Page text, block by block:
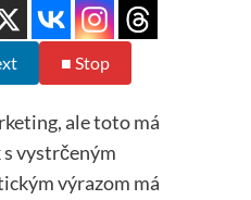
■ Stop
ale toto má
vystrčeným
výrazom má